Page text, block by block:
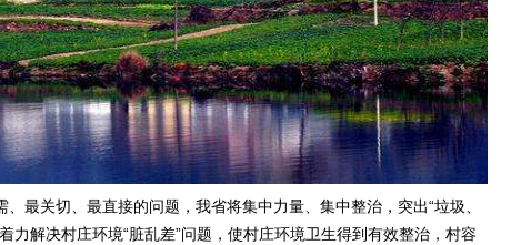
关切、最直接的问题，我省将集中力量、集中整治，突出“垃圾、
力解决村庄环境“脏乱差”问题，使村庄环境卫生得到有效整治，村容